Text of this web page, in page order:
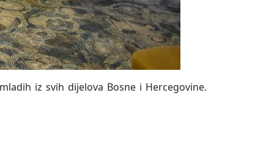
iz svih dijelova Bosne i Hercegovine.